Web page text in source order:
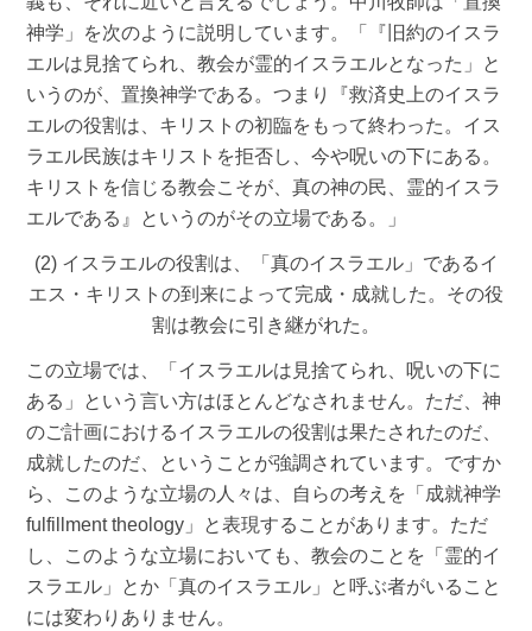
神学」を次のように説明しています。「『旧約のイスラ
エルは見捨てられ、教会が霊的イスラエルとなった」と
いうのが、置換神学である。つまり『救済史上のイスラ
エルの役割は、キリストの初臨をもって終わった。イス
ラエル民族はキリストを拒否し、今や呪いの下にある。
キリストを信じる教会こそが、真の神の民、霊的イスラ
エルである』というのがその立場である。」
(2) イスラエルの役割は、「真のイスラエル」であるイ
エス・キリストの到来によって完成・成就した。その役
割は教会に引き継がれた。
この立場では、「イスラエルは見捨てられ、呪いの下に
ある」という言い方はほとんどなされません。ただ、神
のご計画におけるイスラエルの役割は果たされたのだ、
成就したのだ、ということが強調されています。ですか
ら、このような立場の人々は、自らの考えを「成就神学
fulfillment theology」と表現することがあります。ただ
し、このような立場においても、教会のことを「霊的イ
スラエル」とか「真のイスラエル」と呼ぶ者がいること
には変わりありません。